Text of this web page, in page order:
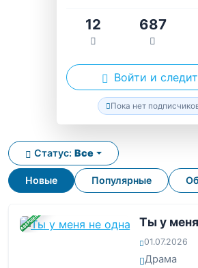
12 687
Войти и
Пока нет
Новые Популярные
Статус: Все
ЗАВЕРШЕНА Ты у
01.07.2026
Драма